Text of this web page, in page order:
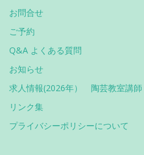
お問合せ
ご予約
Q&A よくある質問
お知らせ
求人情報(2026年） 陶芸教室講師
リンク集
プライバシーポリシーについて